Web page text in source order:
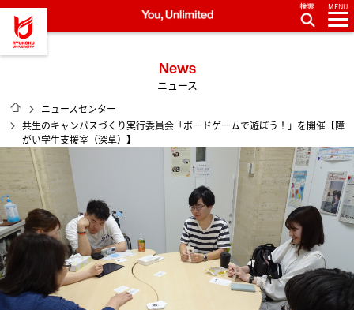
龍谷大学 You, Unlimited
MENU
News
ニュース
HOME
ニュースセンター
共生のキャンパスづくり実行委員会「ボードゲームで遊ぼう！」を開催【障
がい学生支援室（深草）】